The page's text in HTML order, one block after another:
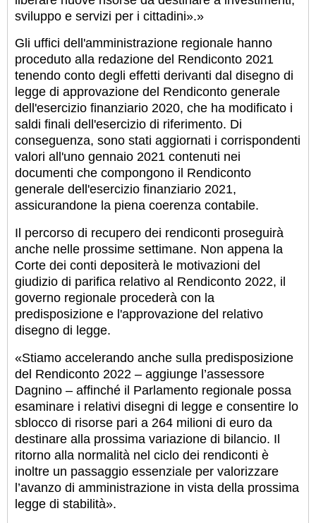
sviluppo e servizi per i cittadini».»
Gli uffici dell'amministrazione regionale hanno
proceduto alla redazione del Rendiconto 2021
tenendo conto degli effetti derivanti dal disegno di
legge di approvazione del Rendiconto generale
dell'esercizio finanziario 2020, che ha modificato i
saldi finali dell'esercizio di riferimento. Di
conseguenza, sono stati aggiornati i corrispondenti
valori all'uno gennaio 2021 contenuti nei
documenti che compongono il Rendiconto
generale dell'esercizio finanziario 2021,
assicurandone la piena coerenza contabile.
Il percorso di recupero dei rendiconti proseguirà
anche nelle prossime settimane. Non appena la
Corte dei conti depositerà le motivazioni del
giudizio di parifica relativo al Rendiconto 2022, il
governo regionale procederà con la
predisposizione e l'approvazione del relativo
disegno di legge.
«Stiamo accelerando anche sulla predisposizione
del Rendiconto 2022 – aggiunge l’assessore
Dagnino – affinché il Parlamento regionale possa
esaminare i relativi disegni di legge e consentire lo
sblocco di risorse pari a 264 milioni di euro da
destinare alla prossima variazione di bilancio. Il
ritorno alla normalità nel ciclo dei rendiconti è
inoltre un passaggio essenziale per valorizzare
l’avanzo di amministrazione in vista della prossima
legge di stabilità».